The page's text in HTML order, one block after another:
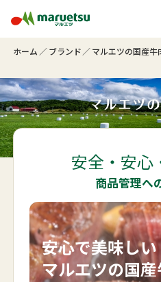
ホーム ブランド マルエツの国産牛
安全・安心
商品管理へ
安心で美味し
マルエツの国産